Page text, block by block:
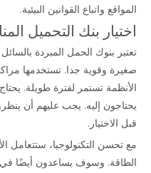
المواقع واتباع القوانين البيئية.
اختيار بنك التحميل
تعتبر بنوك الحمل المبردة
صغيرة وقوية جدا. تستخدمها مراكز
الأنظمة تستمر لفترة طويلة.
يحتاجون إليه. يجب عليهم أن
قبل الاختيار .
مع تحسن التكنولوجيا، ستتعامل
الطاقة. وسوف يساعدون أيضًا